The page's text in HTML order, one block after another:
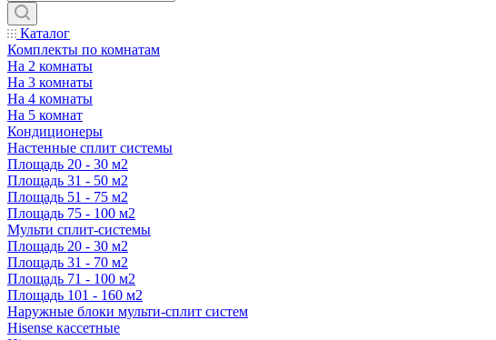
Каталог
Комплекты по комнатам
На 2 комнаты
На 3 комнаты
На 4 комнаты
На 5 комнат
Кондиционеры
Настенные сплит системы
Площадь 20 - 30 м2
Площадь 31 - 50 м2
Площадь 51 - 75 м2
Площадь 75 - 100 м2
Мульти сплит-системы
Площадь 20 - 30 м2
Площадь 31 - 70 м2
Площадь 71 - 100 м2
Площадь 101 - 160 м2
Наружные блоки мульти-сплит систем
Hisense кассетные